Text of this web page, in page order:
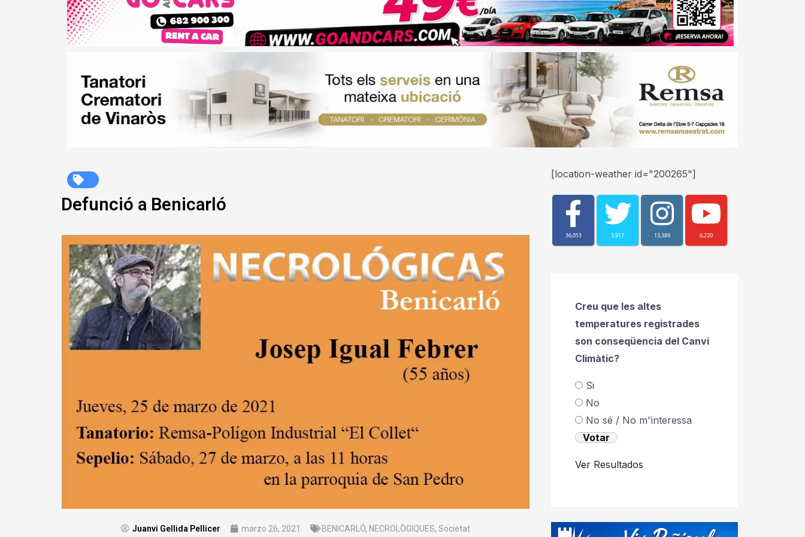
Defunció a Benicarló
Juanvi Gellida Pellicer marzo 26, 2021 BENICARLÓ, NECROLÒGIQUES, Societat
[location-weather id="200265"]
36,053 3,917 13,389 6,220
Creu que les altes
temperatures registrades
son conseqüencia del Canvi
Climàtic?
Si
No
No sé / No m'ìnteressa
Ver Resultados